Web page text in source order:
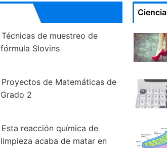
Técnicas de muestreo de
fórmula Slovins
Proyectos de Matemáticas de
Grado 2
Esta reacción química de
limpieza acaba de matar en
Ciencia